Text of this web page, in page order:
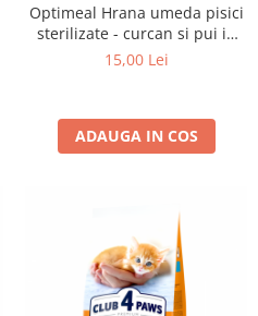
Optimeal Hrana umeda pisici
sterilizate - curcan si pui in
sos, set 3+1, 4*0,085kg
15,00 Lei
ADAUGA IN COS